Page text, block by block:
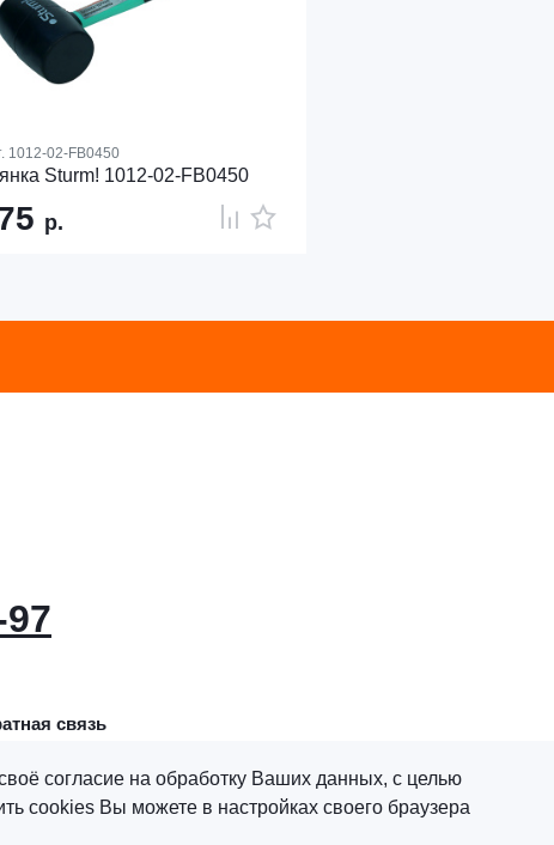
1012-02-FB0450
Sturm! 1012-02-FB0450
р.
связь
согласие на обработку Ваших данных, с целью
cookies Вы можете в настройках своего браузера